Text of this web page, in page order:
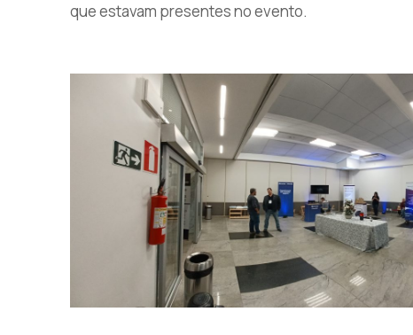
que estavam presentes no evento.